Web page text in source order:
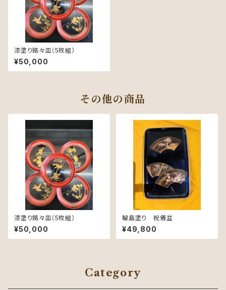
漆塗り銘々皿（5枚組）
¥50,000
その他の商品
漆塗り銘々皿（5枚組）
¥50,000
輪島塗り 祝儀盆
¥49,800
Category